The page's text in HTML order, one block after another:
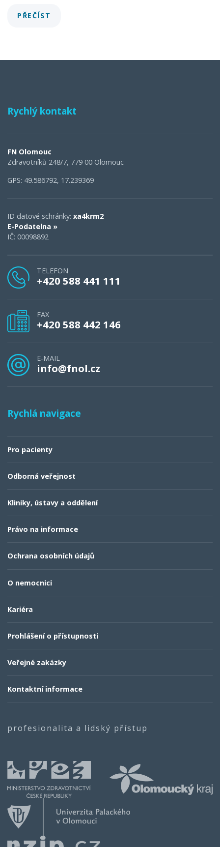
PŘEČÍST
Rychlý kontakt
FN Olomouc
Zdravotníků 248/7, 779 00 Olomouc
GPS: 49.586792, 17.239369
ID datové schránky: xa4krm2
E-Podatelna »
IČ: 00098892
TELEFON
+420 588 441 111
FAX
+420 588 442 146
E-MAIL
info@fnol.cz
Rychlá navigace
Pro pacienty
Odborná veřejnost
Kliniky, ústavy a oddělení
Právo na informace
Ochrana osobních údajů
O nemocnici
Kariéra
Prohlášení o přístupnosti
Veřejné zakázky
Kontaktní informace
profesionalita a lidský přístup